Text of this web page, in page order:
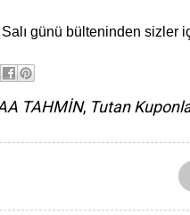
Salı günü bülteninden sizler
TAHMİN, Tutan